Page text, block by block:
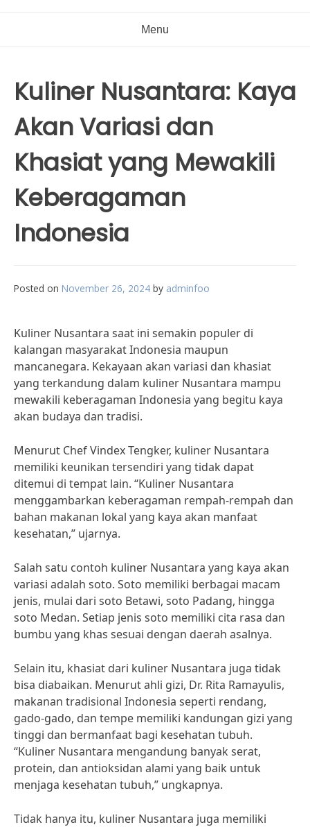
Menu
Kuliner Nusantara: Kaya
Akan Variasi dan
Khasiat yang Mewakili
Keberagaman
Indonesia
Posted on November 26, 2024 by adminfoo
Kuliner Nusantara saat ini semakin populer di
kalangan masyarakat Indonesia maupun
mancanegara. Kekayaan akan variasi dan khasiat
yang terkandung dalam kuliner Nusantara mampu
mewakili keberagaman Indonesia yang begitu kaya
akan budaya dan tradisi.
Menurut Chef Vindex Tengker, kuliner Nusantara
memiliki keunikan tersendiri yang tidak dapat
ditemui di tempat lain. “Kuliner Nusantara
menggambarkan keberagaman rempah-rempah dan
bahan makanan lokal yang kaya akan manfaat
kesehatan,” ujarnya.
Salah satu contoh kuliner Nusantara yang kaya akan
variasi adalah soto. Soto memiliki berbagai macam
jenis, mulai dari soto Betawi, soto Padang, hingga
soto Medan. Setiap jenis soto memiliki cita rasa dan
bumbu yang khas sesuai dengan daerah asalnya.
Selain itu, khasiat dari kuliner Nusantara juga tidak
bisa diabaikan. Menurut ahli gizi, Dr. Rita Ramayulis,
makanan tradisional Indonesia seperti rendang,
gado-gado, dan tempe memiliki kandungan gizi yang
tinggi dan bermanfaat bagi kesehatan tubuh.
“Kuliner Nusantara mengandung banyak serat,
protein, dan antioksidan alami yang baik untuk
menjaga kesehatan tubuh,” ungkapnya.
Tidak hanya itu, kuliner Nusantara juga memiliki